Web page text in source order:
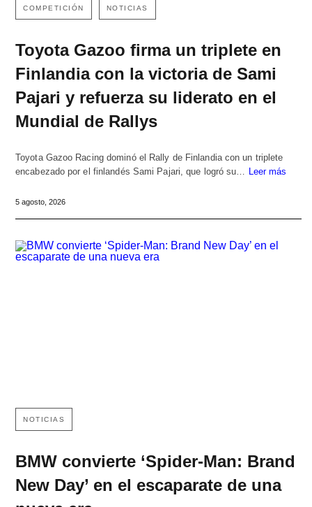
COMPETICIÓN NOTICIAS
Toyota Gazoo firma un triplete en
Finlandia con la victoria de Sami
Pajari y refuerza su liderato en el
Mundial de Rallys
Toyota Gazoo Racing dominó el Rally de Finlandia con un triplete
encabezado por el finlandés Sami Pajari, que logró su… Leer más
5 agosto, 2026
NOTICIAS
BMW convierte ‘Spider-Man: Brand
New Day’ en el escaparate de una